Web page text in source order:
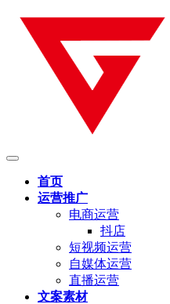
首页
运营推广
电商运营
抖店
短视频运营
自媒体运营
直播运营
文案素材